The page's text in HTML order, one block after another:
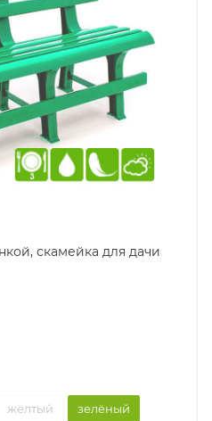
скамейка для дачи
жёлтый зелёный